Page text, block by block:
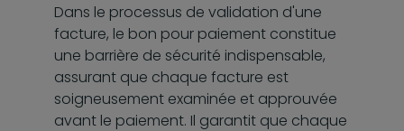
Dans le processus de validation d'une
facture, le bon pour paiement constitue
une barrière de sécurité indispensable,
assurant que chaque facture est
soigneusement examinée et approuvée
avant le paiement. Il garantit que chaque